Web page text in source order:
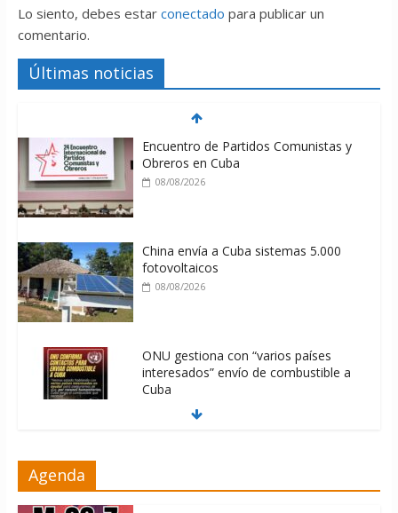
Lo siento, debes estar conectado para publicar un
comentario.
Últimas noticias
Encuentro de Partidos Comunistas y
Obreros en Cuba
08/08/2026
China envía a Cuba sistemas 5.000
fotovoltaicos
08/08/2026
ONU gestiona con “varios países
interesados” envío de combustible a
Cuba
08/08/2026
Agenda